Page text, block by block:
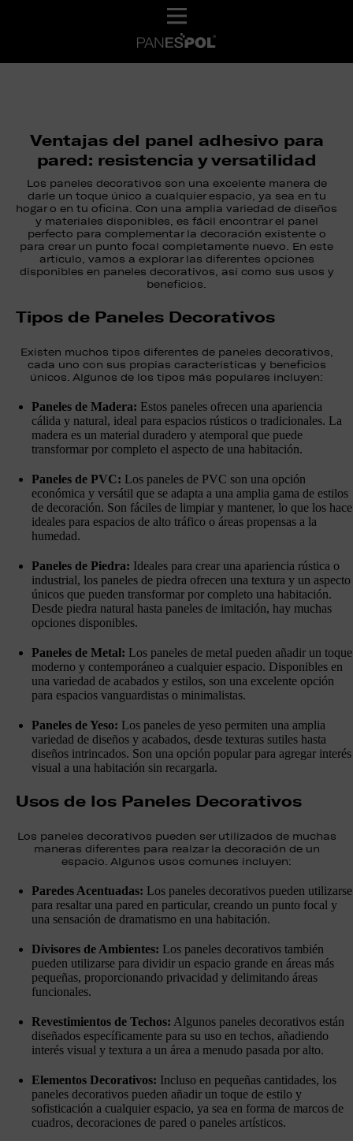
Ventajas del panel adhesivo para
pared: resistencia y versatilidad
Los paneles decorativos son una excelente manera de
darle un toque único a cualquier espacio, ya sea en tu
hogar o en tu oficina. Con una amplia variedad de diseños
y materiales disponibles, es fácil encontrar el panel
perfecto para complementar la decoración existente o
para crear un punto focal completamente nuevo. En este
artículo, vamos a explorar las diferentes opciones
disponibles en paneles decorativos, así como sus usos y
beneficios.
Tipos de Paneles Decorativos
Existen muchos tipos diferentes de paneles decorativos,
cada uno con sus propias características y beneficios
únicos. Algunos de los tipos más populares incluyen:
Paneles de Madera: Estos paneles ofrecen una apariencia
cálida y natural, ideal para espacios rústicos o tradicionales. La
madera es un material duradero y atemporal que puede
transformar por completo el aspecto de una habitación.
Paneles de PVC: Los paneles de PVC son una opción
económica y versátil que se adapta a una amplia gama de estilos
de decoración. Son fáciles de limpiar y mantener, lo que los hace
ideales para espacios de alto tráfico o áreas propensas a la
humedad.
Paneles de Piedra: Ideales para crear una apariencia rústica o
industrial, los paneles de piedra ofrecen una textura y un aspecto
únicos que pueden transformar por completo una habitación.
Desde piedra natural hasta paneles de imitación, hay muchas
opciones disponibles.
Paneles de Metal: Los paneles de metal pueden añadir un toque
moderno y contemporáneo a cualquier espacio. Disponibles en
una variedad de acabados y estilos, son una excelente opción
para espacios vanguardistas o minimalistas.
Paneles de Yeso: Los paneles de yeso permiten una amplia
variedad de diseños y acabados, desde texturas sutiles hasta
diseños intrincados. Son una opción popular para agregar interés
visual a una habitación sin recargarla.
Usos de los Paneles Decorativos
Los paneles decorativos pueden ser utilizados de muchas
maneras diferentes para realzar la decoración de un
espacio. Algunos usos comunes incluyen:
Paredes Acentuadas: Los paneles decorativos pueden utilizarse
para resaltar una pared en particular, creando un punto focal y
una sensación de dramatismo en una habitación.
Divisores de Ambientes: Los paneles decorativos también
pueden utilizarse para dividir un espacio grande en áreas más
pequeñas, proporcionando privacidad y delimitando áreas
funcionales.
Revestimientos de Techos: Algunos paneles decorativos están
diseñados específicamente para su uso en techos, añadiendo
interés visual y textura a un área a menudo pasada por alto.
Elementos Decorativos: Incluso en pequeñas cantidades, los
paneles decorativos pueden añadir un toque de estilo y
sofisticación a cualquier espacio, ya sea en forma de marcos de
cuadros, decoraciones de pared o paneles artísticos.